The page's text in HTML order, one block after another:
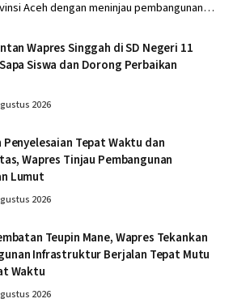
Aceh dengan meninjau pembangunan…
Wapres Singgah di SD Negeri 11
Siswa dan Dorong Perbaikan
2026
Penyelesaian Tepat Waktu dan
Wapres Tinjau Pembangunan
Lumut
2026
Teupin Mane, Wapres Tekankan
Infrastruktur Berjalan Tepat Mutu
Waktu
2026